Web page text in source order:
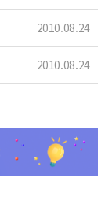
2010.08.24
2010.08.24